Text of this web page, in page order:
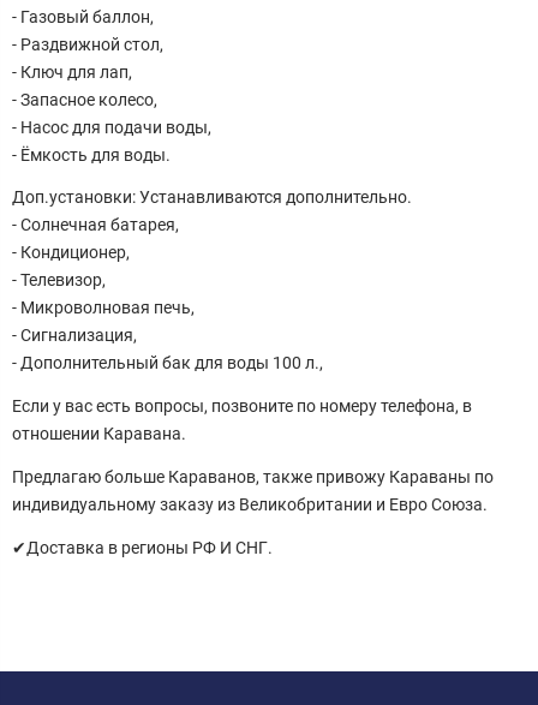
- Газовый баллон,
- Раздвижной стол,
- Ключ для лап,
- Запасное колесо,
- Насос для подачи воды,
- Ёмкость для воды.
Доп.установки: Устанавливаются дополнительно.
- Солнечная батарея,
- Кондиционер,
- Телевизор,
- Микроволновая печь,
- Сигнализация,
- Дополнительный бак для воды 100 л.,
Если у вас есть вопросы, позвоните по номеру телефона, в
отношении Каравана.
Предлагаю больше Караванов, также привожу Караваны по
индивидуальному заказу из Великобритании и Евро Союза.
✔Доставка в регионы РФ И СНГ.